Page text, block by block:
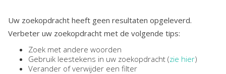
Uw zoekopdracht heeft geen resultaten opgeleverd.
Verbeter uw zoekopdracht met de volgende tips:
Zoek met andere woorden
Gebruik leestekens in uw zoekopdracht (zie hier)
Verander of verwijder een filter